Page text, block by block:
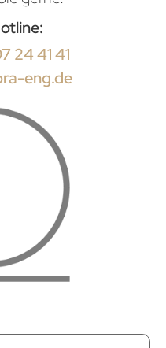
24 41 41
eng.de